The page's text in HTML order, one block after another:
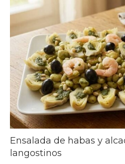
Ensalada de habas y
langostinos